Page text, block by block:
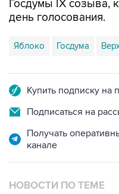
Яблоко Госдума
Подписаться на
Получать
НОВОСТИ ПО ТЕМЕ
29 июля 11:38